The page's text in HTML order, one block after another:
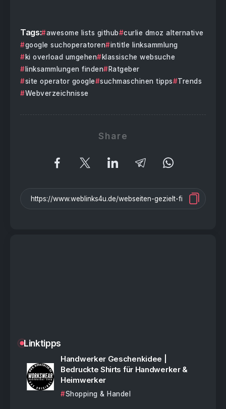
Tags: awesome lists github
curlie dmoz alternative
google suchoperatoren
intitle linksammlung
ki overload umgehen
klassische websuche
linksammlungen finden
Ratgeber
site operator google
suchmaschinen tipps
Trends
Webverzeichnisse
Share
Linktipps
Handwerker Geschenkidee |
Bedruckte Shirts für Handwerker &
Heimwerker
Shopping & Handel